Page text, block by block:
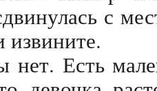
с
извините.
нет. Есть